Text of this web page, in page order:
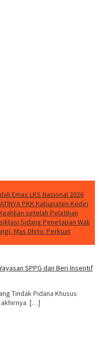
Emas LKS Nasional 2026
PKK Kabupaten Kediri
setelah Pelatihan
Sidang Penetapan Wali
Mas Dhito: Perkuat
SPPG dan Beri Insentif
Tindak Pidana Khusus
akhirnya […]